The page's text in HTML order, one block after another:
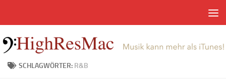
SCHLAGWÖRTER: R&B